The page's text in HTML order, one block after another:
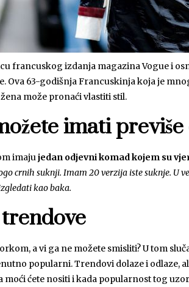
francuskog izdanja magazina Vogue i
Ova 63-godišnja Francuskinja koja je
može pronaći vlastiti stil.
imati
imajujedan odjevni komad kojem su
crnih suknji. Imam 20 verzija iste suknje. U
kao baka.
a vi ga ne možete smisliti? U tom
popularni. Trendovi dolaze i odlaze,
moći ćete nositi i kada popularnost tog